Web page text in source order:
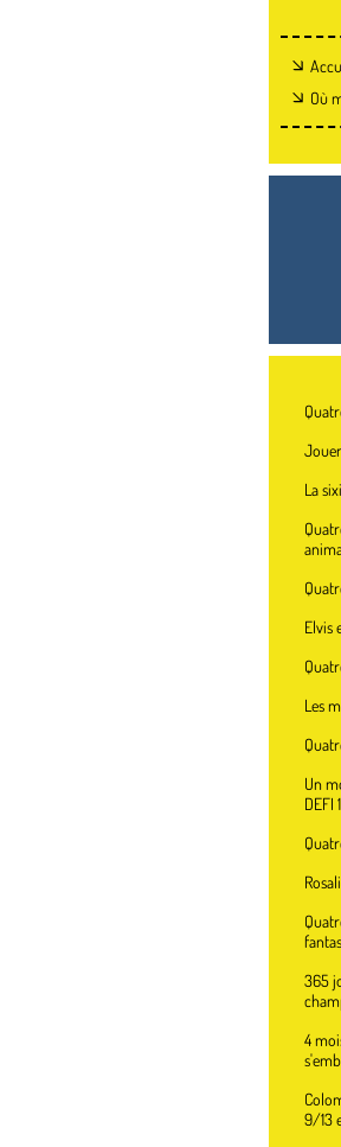
Où
La
Elvis
Les
Un
DEFI
365
4
9/13